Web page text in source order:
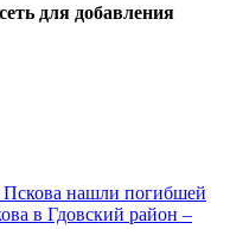
для добавления
нашли погибшей
в Гдовский район –